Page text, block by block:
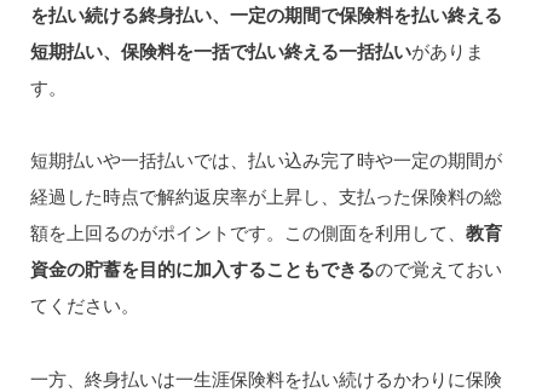
を払い続ける終身払い、一定の期間で保険料を払い終える
短期払い、保険料を一括で払い終える一括払いがありま
す。
短期払いや一括払いでは、払い込み完了時や一定の期間が
経過した時点で解約返戻率が上昇し、支払った保険料の総
額を上回るのがポイントです。この側面を利用して、 教育
資金の貯蓄を目的に加入することもできるので覚えておい
てください。
一方、終身払いは一生涯保険料を払い続けるかわりに保険